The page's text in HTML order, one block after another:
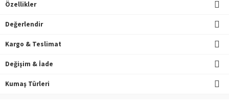
Özellikler
Değerlendir
Kargo & Teslimat
Değişim & İade
Kumaş Türleri